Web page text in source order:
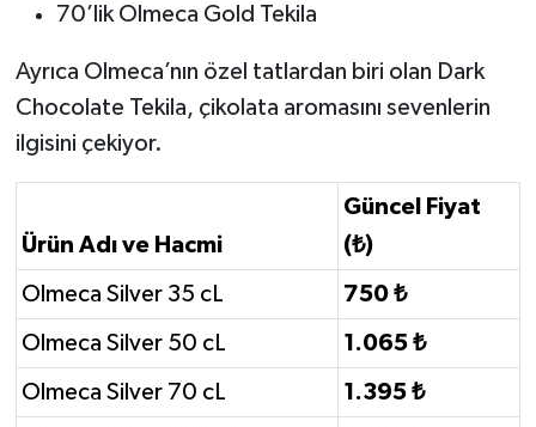
70’lik Olmeca Gold Tekila
Ayrıca Olmeca’nın özel tatlardan biri olan Dark
Chocolate Tekila, çikolata aromasını sevenlerin
ilgisini çekiyor.
Ürün Adı ve Hacmi
Güncel Fiyat
(₺)
Olmeca Silver 35 cL 750 ₺
Olmeca Silver 50 cL 1.065 ₺
Olmeca Silver 70 cL 1.395 ₺